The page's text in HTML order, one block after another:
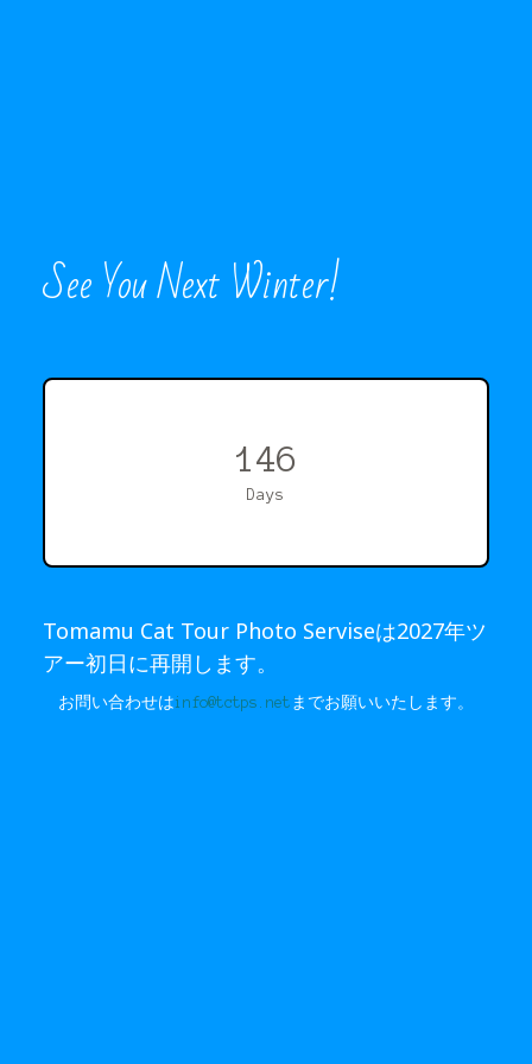
See You Next Winter!
146
Days
Tomamu Cat Tour Photo Serviseは2027年ツ
アー初日に再開します。
お問い合わせはinfo@tctps.net までお願いいたします。